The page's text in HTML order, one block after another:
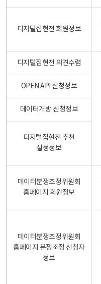
디지털집현전 회원정보
디지털집현전 의견수렴
OPEN API 신청정보
데이터개방 신청정보
디지털집현전 추천
설정정보
데이터분쟁조정위원회
홈페이지 회원정보
데이터분쟁조정위원회
홈페이지 분쟁조정 신청자
정보